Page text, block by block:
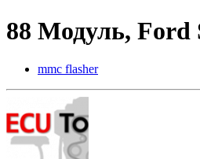
88 Модуль, Ford
mmc flasher